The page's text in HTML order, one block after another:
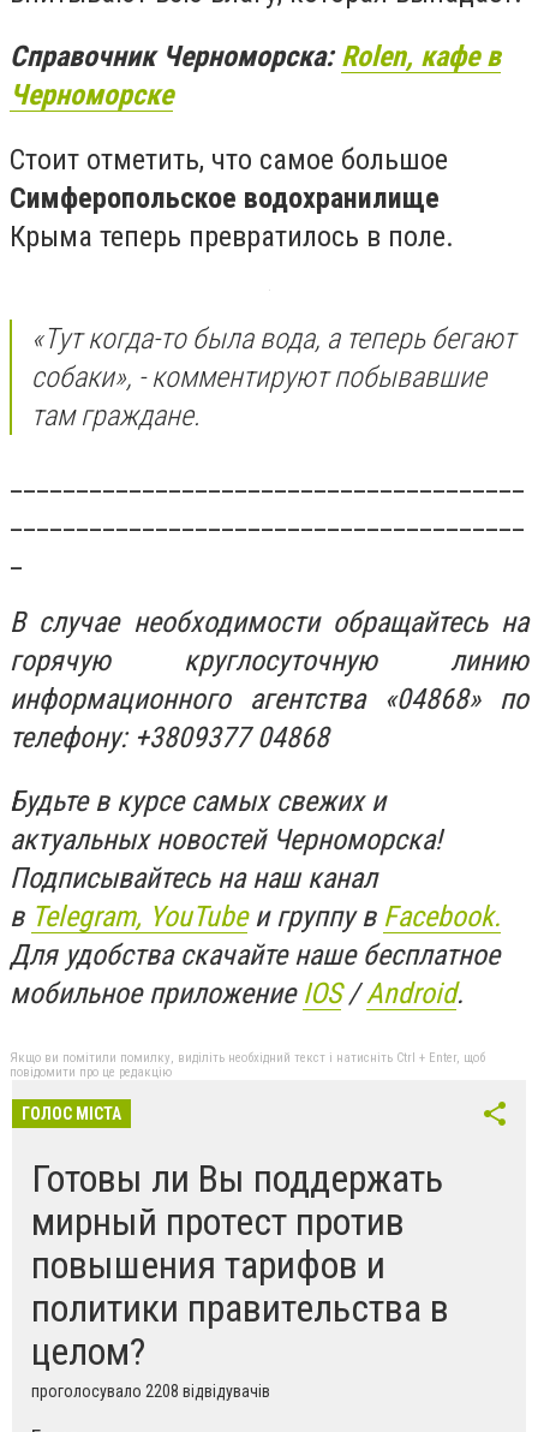
Справочник Черноморска:Rolen, кафе в
Черноморске
Стоит отметить, что самое большое
Симферопольское водохранилище
Крыма теперь превратилось в поле.
«Тут когда-то была вода, а теперь бегают
собаки», - комментируют побывавшие
там граждане.
В случае необходимости обращайтесь на
горячую круглосуточную линию
информационного агентства «04868» по
телефону: +3809377 04868
Будьте в курсе самых свежих и
актуальных новостей Черноморска!
Подписывайтесь на наш канал
в Telegram, YouTubeи группу в Facebook.
Для удобства скачайте наше бесплатное
мобильное приложение IOS/Android.
Якщо ви помітили помилку, виділіть необхідний текст і натисніть Ctrl + Enter, щоб
повідомити про це редакцію
ГОЛОС МІСТА
Готовы ли Вы поддержать
мирный протест против
повышения тарифов и
политики правительства в
целом?
проголосувало 2208 відвідувачів